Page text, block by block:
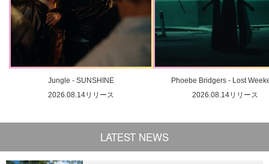
Jungle - SUNSHINE
2026.08.14リリース
Phoebe Bridgers - Lost
2026.08.14リリース
LATEST NEWS